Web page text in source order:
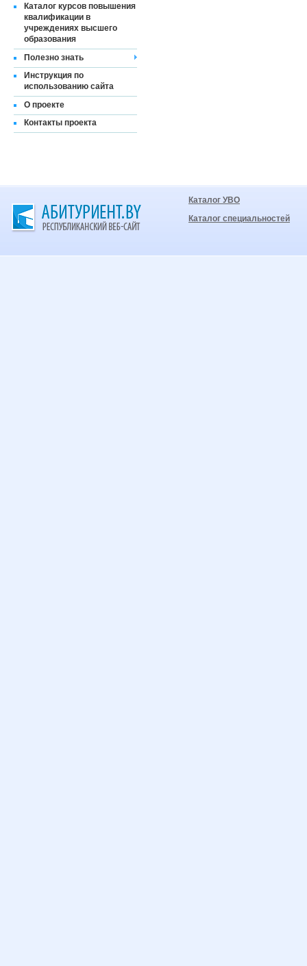
Каталог курсов повышения
квалификации в
учреждениях высшего
образования
Полезно знать
Инструкция по
использованию сайта
О проекте
Контакты проекта
Каталог УВО
Каталог специальностей